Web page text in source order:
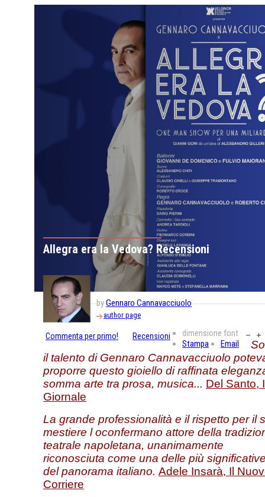
Allegra era la Vedova? Recensioni
byGennaro Cannavacciuolo
author page
Commenta per primo! Recensioni
dimensione font
Stampa
Email
il talento di Gennaro Cannavacciuolo
proporre questo gioiello di raffinata
somma arte tra prosa, musica... Del Santo,
Giornale
La grande professionalità e il rispetto per il
mestiere l oconfermano attore della
teatrale napoletana, unanimamente
riconosciuta come una delle più
del panorama italiano. Adele Insarà, Il
Corriere